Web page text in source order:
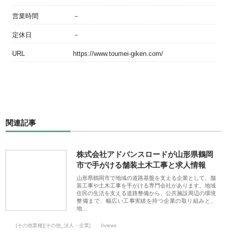
営業時間 －
定休日 －
URL https://www.toumei-giken.com/
関連記事
株式会社アドバンスロードが山形県鶴岡
市で手がける舗装土木工事と求人情報
山形県鶴岡市で地域の道路基盤を支える企業として、舗
装工事や土木工事を手がける専門会社があります。地域
住民の生活を支える道路整備から、公共施設周辺の環境
整備まで、幅広い工事実績を持つ企業の取り組みと、
地…
[その他業種][その他_法人・企業] 0views